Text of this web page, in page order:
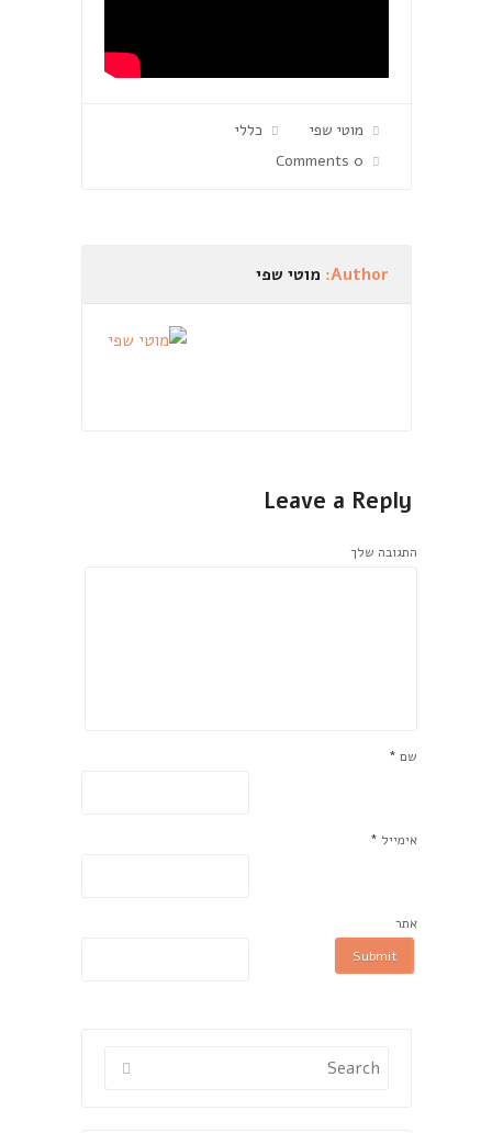
מוטי שפי
כללי
0 Comments
Author: מוטי שפי
Leave a Reply
התגובה שלך
שם *
אימייל *
אתר